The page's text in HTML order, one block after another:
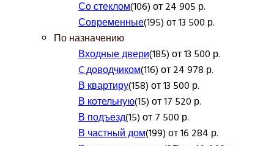
Со стеклом(106) от 24 905 р.
Современные(195) от 13 500 р.
По назначению
Входные двери(185) от 13 500 р.
C доводчиком(116) от 24 978 р.
В квартиру(158) от 13 500 р.
В котельную(15) от 17 520 р.
В подъезд(15) от 7 500 р.
В частный дом(199) от 16 284 р.